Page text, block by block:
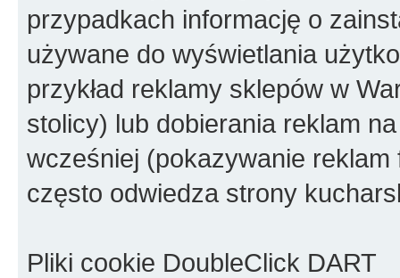
przypadkach informację o
używane do wyświetlania
przykład reklamy sklepów w
stolicy) lub dobierania reklam
wcześniej (pokazywanie
często odwiedza strony
Pliki cookie DoubleClick DART